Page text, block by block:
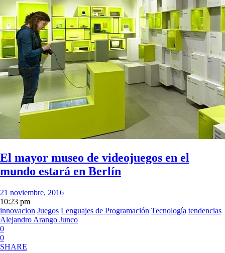
El mayor museo de videojuegos en el
mundo estará en Berlín
21 noviembre, 2016
10:23 pm
innovacion Juegos Lenguajes de Programación Tecnología tendencias
Alejandro Arango Junco
0
0
SHARE